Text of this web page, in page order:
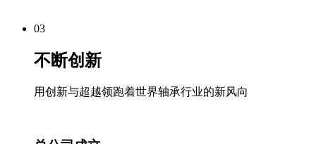
03
不断创新
用创新与超越领跑着世界轴承行业的新风向